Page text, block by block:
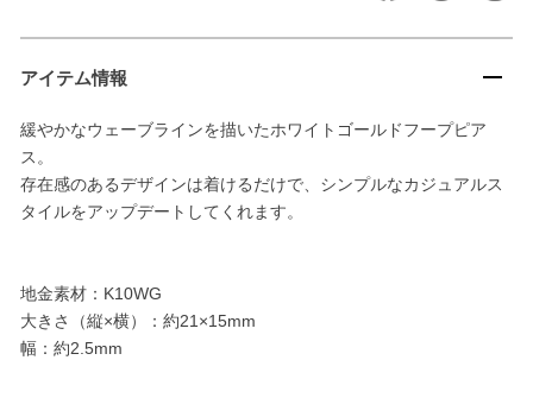
アイテム情報
緩やかなウェーブラインを描いたホワイトゴールドフープピア
ス。
存在感のあるデザインは着けるだけで、シンプルなカジュアルス
タイルをアップデートしてくれます。
地金素材：K10WG
大きさ（縦×横）：約21×15mm
幅：約2.5mm